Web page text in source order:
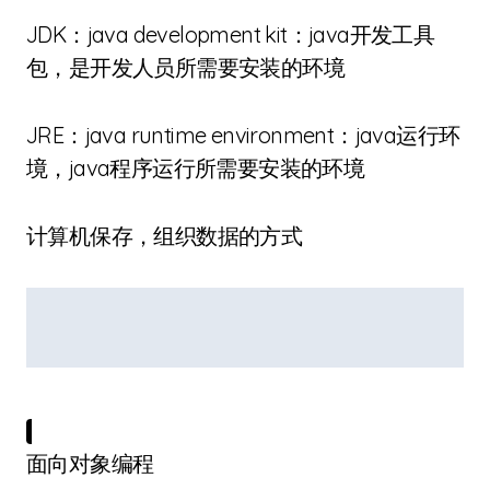
JDK：java development kit：java开发工具
包，是开发人员所需要安装的环境
JRE：java runtime environment：java运行环
境，java程序运行所需要安装的环境
计算机保存，组织数据的方式
面向对象编程